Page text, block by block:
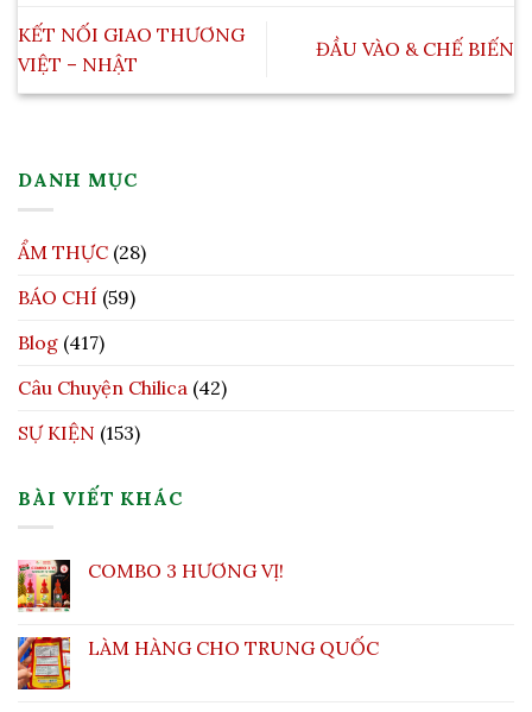
KẾT NỐI GIAO THƯƠNG
VIỆT – NHẬT
ĐẦU VÀO & CHẾ BIẾN
DANH MỤC
ẨM THỰC (28)
BÁO CHÍ (59)
Blog (417)
Câu Chuyện Chilica (42)
SỰ KIỆN (153)
BÀI VIẾT KHÁC
COMBO 3 HƯƠNG VỊ!
LÀM HÀNG CHO TRUNG QUỐC